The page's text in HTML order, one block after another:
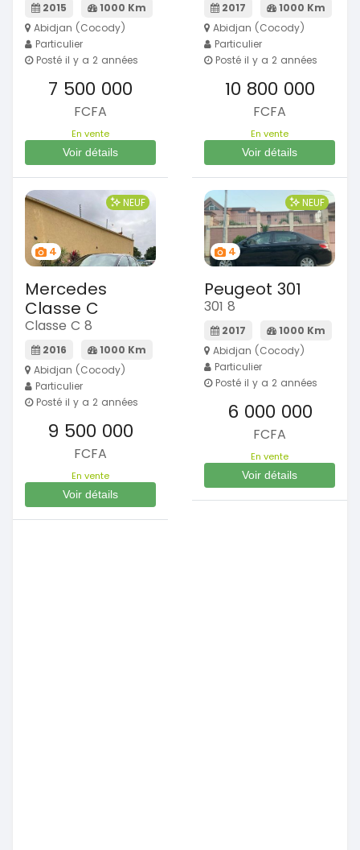
2015
1000 Km
Abidjan (Cocody)
Particulier
Posté il y a 2 années
7 500 000
FCFA
En vente
Voir détails
2017
1000 Km
Abidjan (Cocody)
Particulier
Posté il y a 2 années
10 800 000
FCFA
En vente
Voir détails
4
NEUF
Mercedes
Classe C
Classe C 8
2016
1000 Km
Abidjan (Cocody)
Particulier
Posté il y a 2 années
9 500 000
FCFA
En vente
Voir détails
4
NEUF
Peugeot 301
301 8
2017
1000 Km
Abidjan (Cocody)
Particulier
Posté il y a 2 années
6 000 000
FCFA
En vente
Voir détails